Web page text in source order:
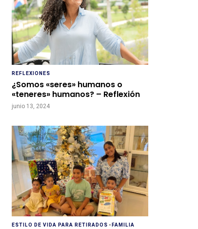
REFLEXIONES
¿Somos «seres» humanos o
«teneres» humanos? – Reflexión
junio 13, 2024
ESTILO DE VIDA PARA RETIRADOS -FAMILIA